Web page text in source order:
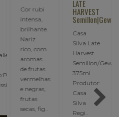
Cor rubi
intensa,
brilhante.
Nariz
rico, com
aromas
de frutas
vermelhas
e negras,
frutas
secas, fig..
LATE
HARVEST
Casa
Silva Late
Harvest
Semillon/
375ml
Produtor:
Casa
Silva
Regi..